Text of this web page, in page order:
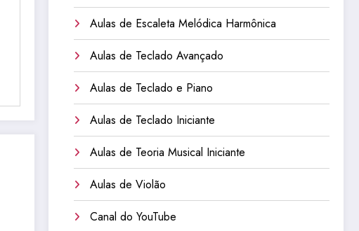
Aulas de Escaleta Melódica Harmônica
Aulas de Teclado Avançado
Aulas de Teclado e Piano
Aulas de Teclado Iniciante
Aulas de Teoria Musical Iniciante
Aulas de Violão
Canal do YouTube